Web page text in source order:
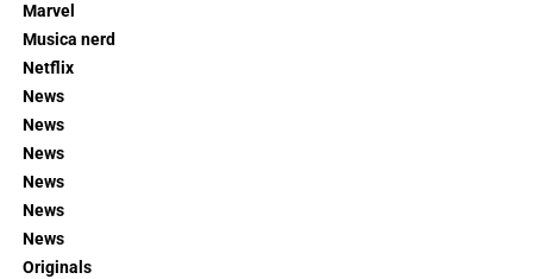
Marvel
Musica nerd
Netflix
News
News
News
News
News
News
Originals